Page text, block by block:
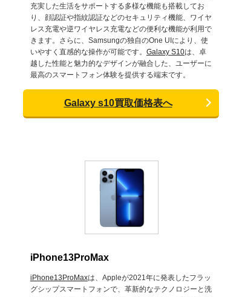
充実した生活をサポートする多様な機能も搭載してお
り、顔認証や指紋認証などのセキュリティ機能、ワイヤ
レス充電や逆ワイヤレス充電などの便利な機能が利用で
きます。さらに、Samsungの独自のOne UIにより、使
いやすく直感的な操作が可能です。 Galaxy S10は、卓
越した性能と魅力的なデザインが融合した、ユーザーに
最高のスマートフォン体験を提供する端末です。
Galaxy s10買取価格表へ
iPhone13ProMax
iPhone13ProMaxは、Appleが2021年に発表したフラッ
グシップスマートフォンで、革新的なテクノロジーと洗